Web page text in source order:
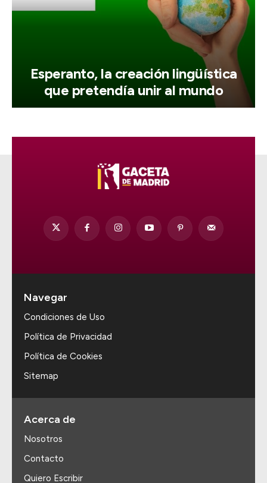
Esperanto, la creación lingüística
que pretendía unir al mundo
Navegar
Condiciones de Uso
Política de Privacidad
Política de Cookies
Sitemap
Acerca de
Nosotros
Contacto
Quiero Escribir